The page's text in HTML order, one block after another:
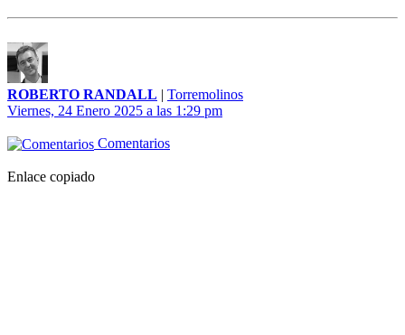
ROBERTO RANDALL | Torremolinos
Viernes, 24 Enero 2025 a las 1:29 pm
Comentarios
Enlace copiado